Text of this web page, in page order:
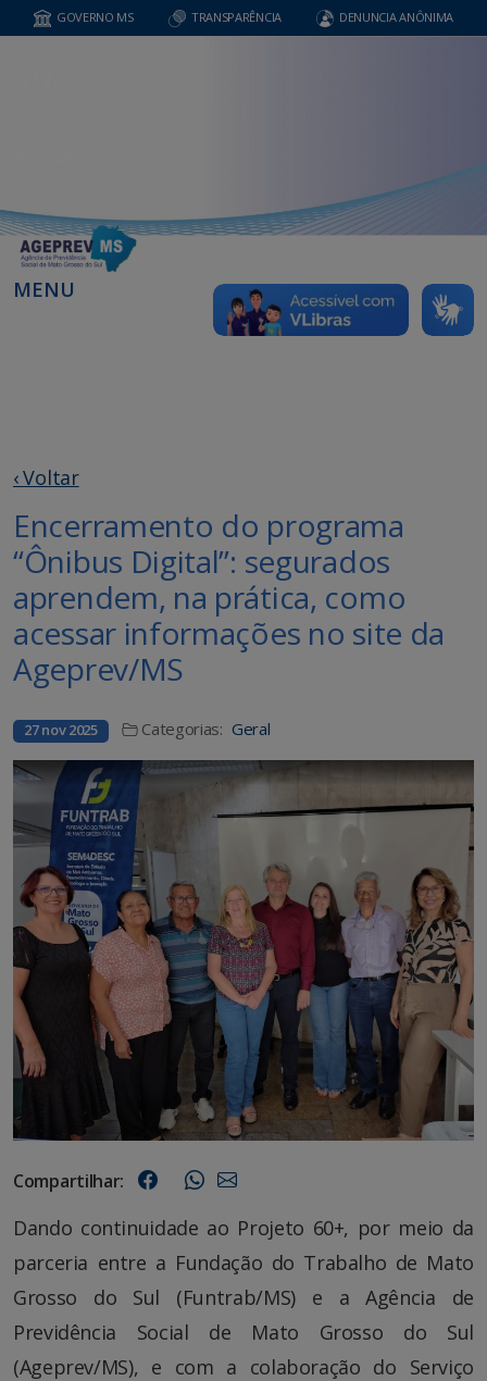
GOVERNO MS TRANSPARÊNCIA DENUNCIA ANÔNIMA
MENU
‹ Voltar
Encerramento do programa
“Ônibus Digital”: segurados
aprendem, na prática, como
acessar informações no site da
Ageprev/MS
27 nov 2025 Categorias: Geral
Compartilhar:
Dando continuidade ao Projeto 60+, por meio da
parceria entre a Fundação do Trabalho de Mato
Grosso do Sul (Funtrab/MS) e a Agência de
Previdência Social de Mato Grosso do Sul
(Ageprev/MS), e com a colaboração do Serviço